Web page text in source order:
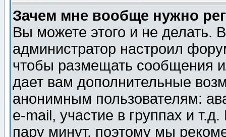
Зачем мне вообще нужно
Вы можете этого и не делать.
администратор настроил
чтобы размещать сообщения
дает вам дополнительные
анонимным пользователям:
e-mail, участие в группах и
пару минут, поэтому мы